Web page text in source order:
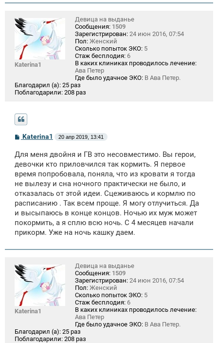
и
Katerina1
Девица на выданье
Сообщения: 1509
Зарегистрирован: 24 июн 2016, 07:54
Пол: Женский
Сколько попыток ЭКО: 5
Стаж бесплодия: 6
В каких клиниках проводилось лечение:
Ава Петер
Где было удачное ЭКО: В Ава Петер.
Благодарил (а): 25 раз
Поблагодарили: 208 раз
С
о
б
щ
н
и
Katerina1 20 апр 2019, 13:41
Для меня двойня и ГВ это несовместимо. Вы герои,
девочки кто приловчился так кормить. Я первое
время попробовала, поняла, что из кровати я тогда
не вылезу и сна ночного практически не было, и
отказалась от этой идеи. Сцеживаюсь и кормлю по
расписанию . Так всем проще. Я могу отлучиться. Да
и высыпаюсь в конце концов. Ночью их муж может
покормить, а я сплю всю ночь. С 4 месяцев начали
прикорм. Уже на ночь кашку даем.
Katerina1
Девица на выданье
Сообщения: 1509
Зарегистрирован: 24 июн 2016, 07:54
Пол: Женский
Сколько попыток ЭКО: 5
Стаж бесплодия: 6
В каких клиниках проводилось лечение:
Ава Петер
Где было удачное ЭКО: В Ава Петер.
Благодарил (а): 25 раз
Поблагодарили: 208 раз